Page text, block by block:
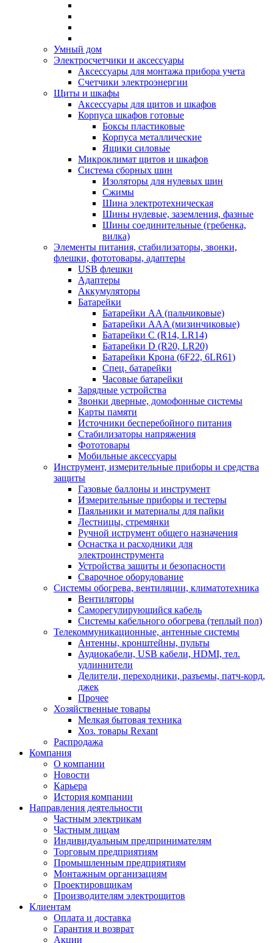
Умный дом
Электросчетчики и аксессуары
Аксессуары для монтажа прибора учета
Счетчики электроэнергии
Щиты и шкафы
Аксессуары для щитов и шкафов
Корпуса шкафов готовые
Боксы пластиковые
Корпуса металлические
Ящики силовые
Микроклимат щитов и шкафов
Система сборных шин
Изоляторы для нулевых шин
Сжимы
Шина электротехническая
Шины нулевые, заземления, фазные
Шины соединительные (гребенка,
вилка)
Элементы питания, стабилизаторы, звонки,
флешки, фототовары, адаптеры
USB флешки
Адаптеры
Аккумуляторы
Батарейки
Батарейки AA (пальчиковые)
Батарейки AAA (мизинчиковые)
Батарейки C (R14, LR14)
Батарейки D (R20, LR20)
Батарейки Крона (6F22, 6LR61)
Спец. батарейки
Часовые батарейки
Зарядные устройства
Звонки дверные, домофонные системы
Карты памяти
Источники бесперебойного питания
Стабилизаторы напряжения
Фототовары
Мобильные аксессуары
Инструмент, измерительные приборы и средства
защиты
Газовые баллоны и инструмент
Измерительные приборы и тестеры
Паяльники и материалы для пайки
Лестницы, стремянки
Ручной иструмент общего назначения
Оснастка и расходники для
электроинструмента
Устройства защиты и безопасности
Сварочное оборудование
Системы обогрева, вентиляции, климатотехника
Вентиляторы
Саморегулирующийся кабель
Системы кабельного обогрева (теплый пол)
Телекоммуникационные, антенные системы
Антенны, кронштейны, пульты
Аудиокабели, USB кабели, HDMI, тел.
удлиннители
Делители, переходники, разъемы, патч-корд,
джек
Прочее
Хозяйственные товары
Мелкая бытовая техника
Хоз. товары Rexant
Распродажа
Компания
О компании
Новости
Карьера
История компании
Направления деятельности
Частным электрикам
Частным лицам
Индивидуальным предпринимателям
Торговым предприятиям
Промышленным предприятиям
Монтажным организациям
Проектировщикам
Производителям электрощитов
Клиентам
Оплата и доставка
Гарантия и возврат
Акции